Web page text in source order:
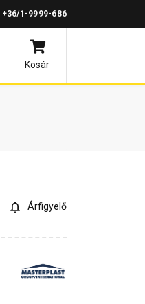
+36/1-9999-686
Kosár
Árfigyelő